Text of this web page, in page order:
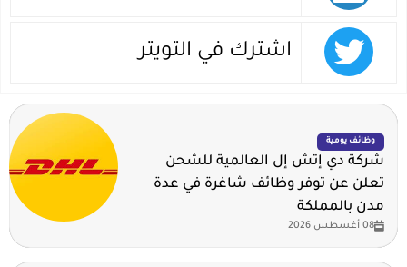
اشترك في التويتر
وظائف يومية
شركة دي إتش إل العالمية للشحن
تعلن عن توفر وظائف شاغرة في عدة
مدن بالمملكة
08 أغسطس 2026